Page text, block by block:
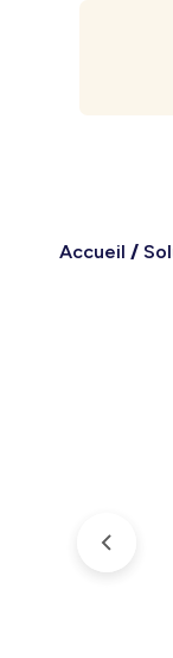
Accueil /